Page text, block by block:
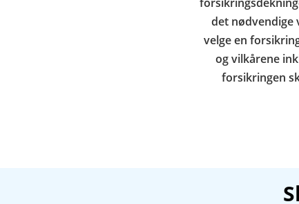
det nødvendige
velge en
og vilkårene
forsikringen